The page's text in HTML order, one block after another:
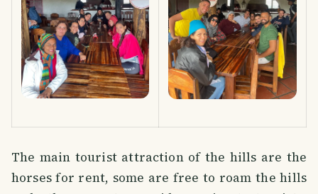
The main tourist attraction of the hills are the
horses for rent, some are free to roam the hills